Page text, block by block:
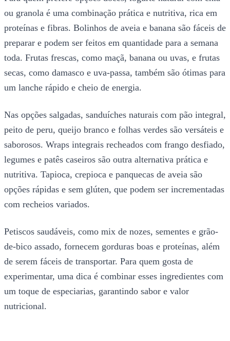
ou granola é uma combinação prática e nutritiva, rica em
proteínas e fibras. Bolinhos de aveia e banana são fáceis de
preparar e podem ser feitos em quantidade para a semana
toda. Frutas frescas, como maçã, banana ou uvas, e frutas
secas, como damasco e uva-passa, também são ótimas para
um lanche rápido e cheio de energia.
Nas opções salgadas, sanduíches naturais com pão integral,
peito de peru, queijo branco e folhas verdes são versáteis e
saborosos. Wraps integrais recheados com frango desfiado,
legumes e patês caseiros são outra alternativa prática e
nutritiva. Tapioca, crepioca e panquecas de aveia são
opções rápidas e sem glúten, que podem ser incrementadas
com recheios variados.
Petiscos saudáveis, como mix de nozes, sementes e grão-
de-bico assado, fornecem gorduras boas e proteínas, além
de serem fáceis de transportar. Para quem gosta de
experimentar, uma dica é combinar esses ingredientes com
um toque de especiarias, garantindo sabor e valor
nutricional.